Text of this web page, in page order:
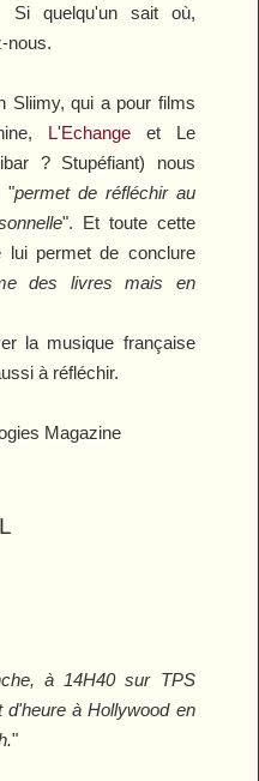
Si quelqu'un sait où,
nous.
Sliimy, qui a pour films
, L'Echangeet Le
? Stupéfiant) nous
"permet de réfléchir au
". Et toute cette
lui permet de conclure
des livres mais en
la musique française
à réfléchir.
Magazine
à 14H40 sur TPS
à Hollywood en
"